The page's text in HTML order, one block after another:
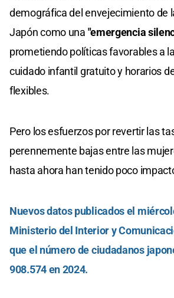
demográfica del envejecimiento de
Japón como una "emergencia
prometiendo políticas favorables a
cuidado infantil gratuito y horarios
flexibles.
Pero los esfuerzos por revertir las
perennemente bajas entre las
hasta ahora han tenido poco
Nuevos datos publicados el
Ministerio del Interior y
que el número de ciudadanos
908.574 en 2024.